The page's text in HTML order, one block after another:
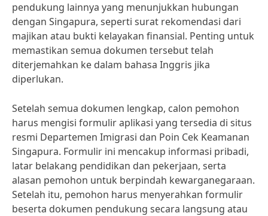
pendukung lainnya yang menunjukkan hubungan
dengan Singapura, seperti surat rekomendasi dari
majikan atau bukti kelayakan finansial. Penting untuk
memastikan semua dokumen tersebut telah
diterjemahkan ke dalam bahasa Inggris jika
diperlukan.
Setelah semua dokumen lengkap, calon pemohon
harus mengisi formulir aplikasi yang tersedia di situs
resmi Departemen Imigrasi dan Poin Cek Keamanan
Singapura. Formulir ini mencakup informasi pribadi,
latar belakang pendidikan dan pekerjaan, serta
alasan pemohon untuk berpindah kewarganegaraan.
Setelah itu, pemohon harus menyerahkan formulir
beserta dokumen pendukung secara langsung atau